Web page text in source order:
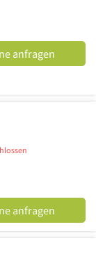
anfragen
anfragen